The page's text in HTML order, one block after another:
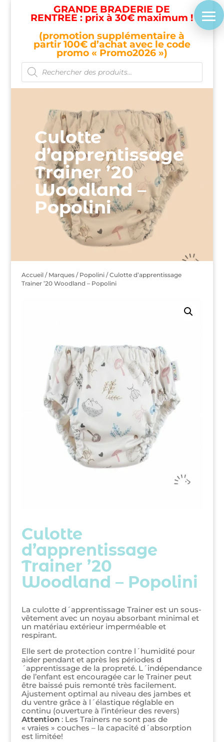
GRANDE BRADERIE DE
RENTREE : prix à 30€ maximum !
(promotion supplémentaire à
partir 100€ d’achat avec le code
promo « Promo2026 »)
Recherche
produits
Culotte
d’apprentissage
Trainer ’20
Woodland –
Popolini
Accueil/ Marques/ Popolini/ Culotte d’apprentissage
Trainer ’20 Woodland – Popolini
Culotte
d’apprentissage
Trainer ’20
Woodland – Popolini
La culotte d´apprentissage Trainer est un sous-
vêtement avec un noyau absorbant minimal et
un matériau extérieur imperméable et
respirant.
Elle sert de protection contre l´humidité pour
aider pendant et après les périodes d
´apprentissage de la propreté. L´indépendance
de l’enfant est encouragée car le Trainer peut
être baissé puis remonté très facilement.
Ajustement optimal au niveau des jambes et
du ventre grâce à l´élastique réglable en
continu (ouverture à l’intérieur des revers)
Attention : Les Trainers ne sont pas de
« vraies » couches – la capacité d´absorption
est limitée!